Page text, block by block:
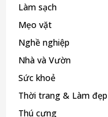
Làm sạch
Mẹo vặt
Nghề nghiệp
Nhà và Vườn
Sức khoẻ
Thời trang & Làm đẹp
Thú cưng